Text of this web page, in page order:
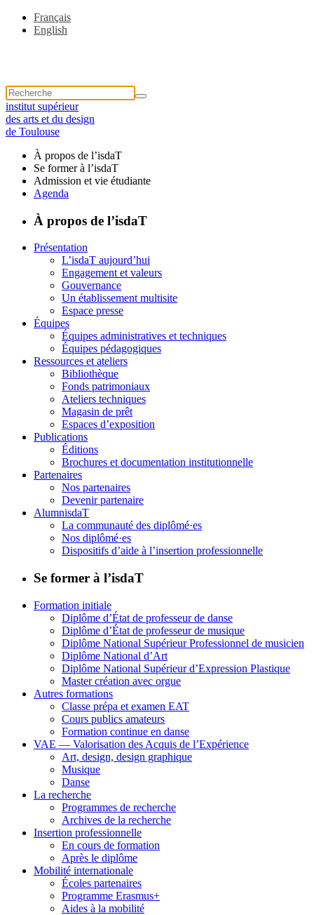
Français
English
institut supérieur
des arts et du design
de Toulouse
À propos de l’isdaT
Se former à l’isdaT
Admission et vie étudiante
Agenda
À propos de l’isdaT
Présentation
L’isdaT aujourd’hui
Engagement et valeurs
Gouvernance
Un établissement multisite
Espace presse
Équipes
Équipes administratives et techniques
Équipes pédagogiques
Ressources et ateliers
Bibliothèque
Fonds patrimoniaux
Ateliers techniques
Magasin de prêt
Espaces d’exposition
Publications
Éditions
Brochures et documentation institutionnelle
Partenaires
Nos partenaires
Devenir partenaire
AlumnisdaT
La communauté des diplômé·es
Nos diplômé·es
Dispositifs d’aide à l’insertion professionnelle
Se former à l’isdaT
Formation initiale
Diplôme d’État de professeur de danse
Diplôme d’État de professeur de musique
Diplôme National Supérieur Professionnel de musicien
Diplôme National d’Art
Diplôme National Supérieur d’Expression Plastique
Master création avec orgue
Autres formations
Classe prépa et examen EAT
Cours publics amateurs
Formation continue en danse
VAE — Valorisation des Acquis de l’Expérience
Art, design, design graphique
Musique
Danse
La recherche
Programmes de recherche
Archives de la recherche
Insertion professionnelle
En cours de formation
Après le diplôme
Mobilité internationale
Écoles partenaires
Programme Erasmus+
Aides à la mobilité